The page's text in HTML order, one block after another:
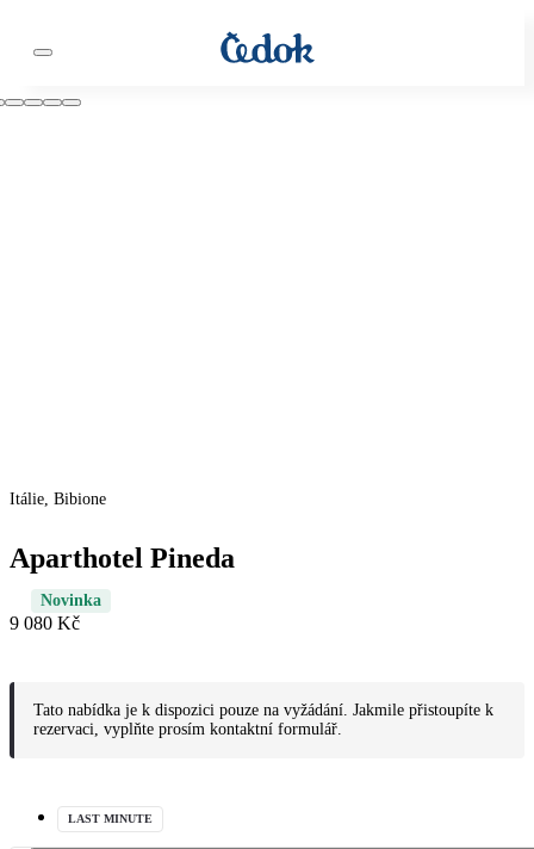
Itálie, Bibione
Aparthotel Pineda
Novinka
9 080 Kč
Tato nabídka je k dispozici pouze na vyžádání. Jakmile přistoupíte k
rezervaci, vyplňte prosím kontaktní formulář.
LAST MINUTE